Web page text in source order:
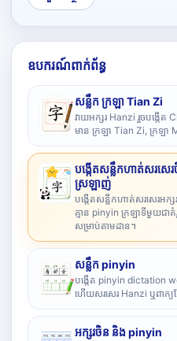
ឧបករណ៍ពាក់ព័ន្ធ
សន្លឹក ក្រឡា Tian Zi
វាយអក្សរ Hanzi រួចបង្កើ
មាន ក្រឡា Tian Zi, ក្រឡា
បង្កើតសន្លឹកហាត់សរសេរ
ស្រឡាញ់
បង្កើតសន្លឹកហាត់សរសេរអក្
គ្មាន pinyin ក្រឡាទីមួយជាគំ
សម្រាប់តាមដាន។
សន្លឹក pinyin
បង្កើត pinyin dictation
ហើយសរសេរ Hanzi ឬពាក្យដ
អក្សរចិន និង pinyin